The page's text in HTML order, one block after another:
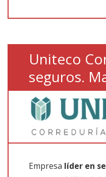
Uniteco
seguros.
Empresa líder en